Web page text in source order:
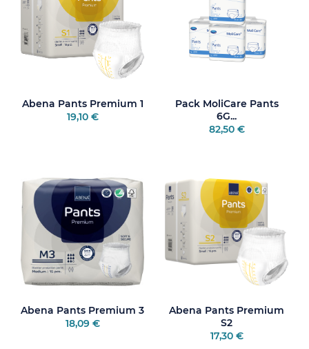
Hartmann – MoliCare
. Commandez vospants
absorbants adultesen ligne et profitez d’unelivraison
rapide et discrète
Abena Pants Premium 1
19,10 €
Pack MoliCare Pants
6G...
82,50 €
Abena Pants Premium 3
18,09 €
Abena Pants Premium
S2
17,30 €